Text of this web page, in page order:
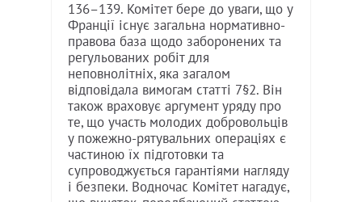
136–139. Комітет бере до уваги, що у
Франції існує загальна нормативно-
правова база щодо заборонених та
регульованих робіт для
неповнолітніх, яка загалом
відповідала вимогам статті 7§2. Він
також враховує аргумент уряду про
те, що участь молодих добровольців
у пожежно-рятувальних операціях є
частиною їх підготовки та
супроводжується гарантіями нагляду
і безпеки. Водночас Комітет нагадує,